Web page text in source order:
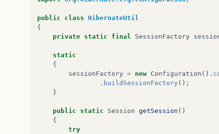
public class HibernateUtil
{
private static final SessionFactory
static
{
sessionFactory = new Configuration ().
. buildSessionFactory ();
}
public static Session getSession ()
{
try